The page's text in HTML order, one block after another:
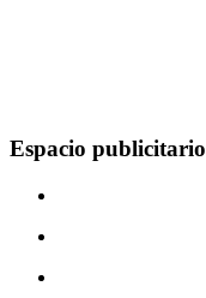
Espacio publicitario